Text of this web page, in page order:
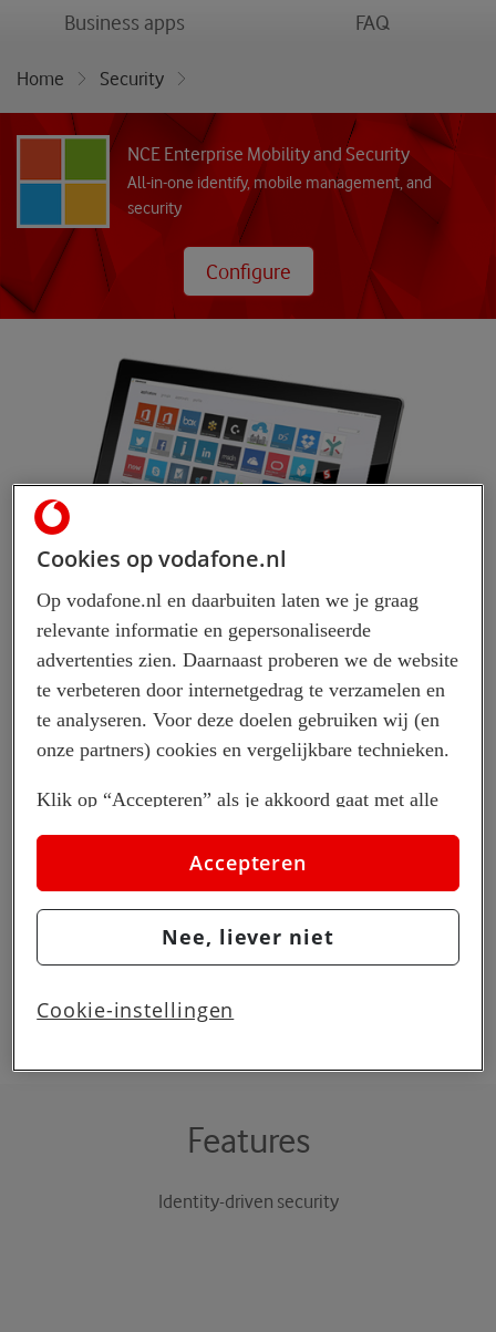
Business appsmenu FAQmenu
Home
Security
NCE Enterprise Mobility and Security
NCE Enterprise Mobility and Security
All-in-one identify, mobile management, and
security
Configure
All-in-one identify, mobile
management, and security
Microsoft Enterprise Mobility + Security (EMS) is the
solution designed to help manage and protect users,
devices, apps, and
data in a mobile-first, cloud-first world.
Configure
Watch Demo
Features
Identity-driven security
Cookies op vodafone.nl
Op vodafone.nl en daarbuiten laten we je graag
relevante informatie en gepersonaliseerde
advertenties zien. Daarnaast proberen we de website
te verbeteren door internetgedrag te verzamelen en
te analyseren. Voor deze doelen gebruiken wij (en
onze partners) cookies en vergelijkbare technieken.
Klik op “Accepteren” als je akkoord gaat met alle
cookies. Kies je voor “Nee, liever niet”, dan
plaatsen we alleen strikt noodzakelijke cookies om
de website goed te laten werken. Dat betekent dat
we geen vormen van personalisatie toepassen.
Via cookie instellingen kan je zelf bepalen welke
cookies worden geplaatst. Je kan je keuze altijd
wijzigen of intrekken op de
Accepteren
Nee, liever niet
Cookie-instellingen